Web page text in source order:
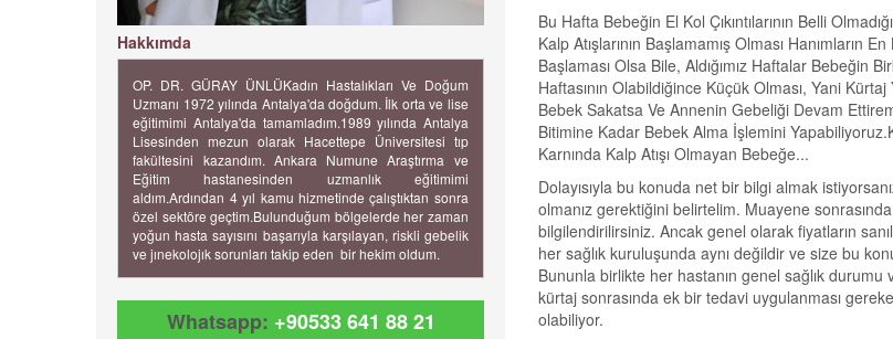
Hakkımda
OP. DR. GÜRAY ÜNLÜKadın Hastalıkları Ve Doğum
Uzmanı 1972 yılında Antalya'da doğdum. İlk orta ve lise
eğitimimi Antalya'da tamamladım.1989 yılında Antalya
Lisesinden mezun olarak Hacettepe Üniversitesi tıp
fakültesini kazandım. Ankara Numune Araştırma ve
Eğitim hastanesinden uzmanlık eğitimimi
aldım.Ardından 4 yıl kamu hizmetinde çalıştıktan sonra
özel sektöre geçtim.Bulunduğum bölgelerde her zaman
yoğun hasta sayısını başarıyla karşılayan, riskli gebelik
ve jınekolojık sorunları takip eden bir hekim oldum.
Whatsapp: +90533 641 88 21
Bu Hafta Bebeğin El Kol Çıkıntılarının Belli
Kalp Atışlarının Başlamamış Olması Hanımların
Başlaması Olsa Bile, Aldığımız Haftalar Bebeğin
Haftasının Olabildiğince Küçük Olması, Yani
Bebek Sakatsa Ve Annenin Gebeliği Devam
Bitimine Kadar Bebek Alma İşlemini
Karnında Kalp Atışı Olmayan Bebeğe...
Dolayısıyla bu konuda net bir bilgi almak
olmanız gerektiğini belirtelim. Muayene
bilgilendirilirsiniz. Ancak genel olarak fiyatların
her sağlık kuruluşunda aynı değildir ve size bu
Bununla birlikte her hastanın genel sağlık
kürtaj sonrasında ek bir tedavi uygulanması
olabiliyor.